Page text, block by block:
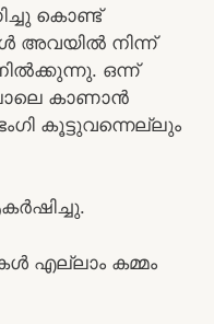
കൊണ്ട്
അവയിൽ നിന്ന്
ഒന്ന്
കാണാൻ
കൂട്ടുവന്നെല്ലും
എല്ലാം കമ്മം